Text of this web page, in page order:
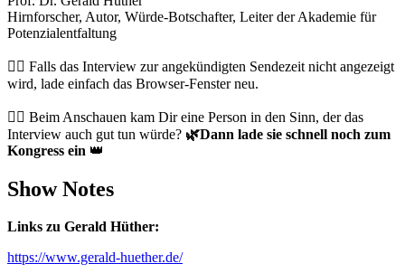
Hirnforscher, Autor, Würde-Botschafter, Leiter der Akademie für
Potenzialentfaltung
👉🏻 Falls das Interview zur angekündigten Sendezeit nicht angezeigt
wird, lade einfach das Browser-Fenster neu.
👉🏻 Beim Anschauen kam Dir eine Person in den Sinn, der das
Interview auch gut tun würde? 🌿Dann lade sie schnell noch zum
Kongress ein 👑
Show Notes
Links zu Gerald Hüther:
https://www.gerald-huether.de/